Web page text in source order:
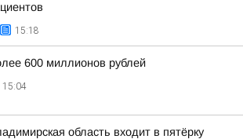
15:18
600 миллионов рублей
15:04
область входит в пятёрку